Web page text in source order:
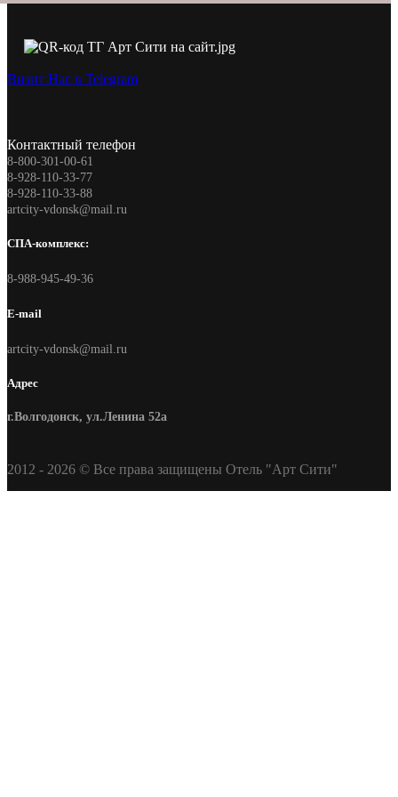
Визит Нас в Telegram
Контактный телефон
8-800-301-00-61
8-928-110-33-77
8-928-110-33-88
artcity-vdonsk@mail.ru
СПА-комплекс:
8-988-945-49-36
E-mail
artcity-vdonsk@mail.ru
Адрес
г.Волгодонск, ул.Ленина 52а
2012 - 2026 © Все права защищены Отель "Арт Сити"